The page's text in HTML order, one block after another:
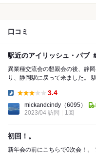
口コミ
異業種交流会の懇親会の後、静
り、静岡駅に戻って来ました。 駅で合流し、近くで見つけた「アサヒ コ
3.4
mickandcindy （6095）
2023/04 訪問
1回
初回！。
新年会の前にこちらで0次会！。 プレミアムモルツをパイントで注文しま